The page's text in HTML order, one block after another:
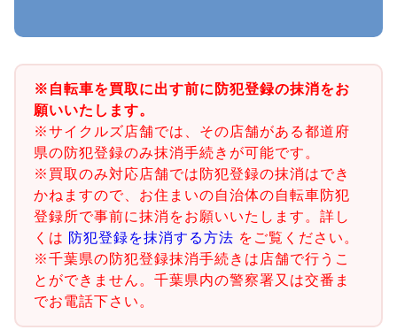
※自転車を買取に出す前に防犯登録の抹消をお
願いいたします。
※サイクルズ店舗では、その店舗がある都道府
県の防犯登録のみ抹消手続きが可能です。
※買取のみ対応店舗では防犯登録の抹消はでき
かねますので、お住まいの自治体の自転車防犯
登録所で事前に抹消をお願いいたします。詳し
くは 防犯登録を抹消する方法 をご覧ください。
※千葉県の防犯登録抹消手続きは店舗で行うこ
とができません。千葉県内の警察署又は交番ま
でお電話下さい。